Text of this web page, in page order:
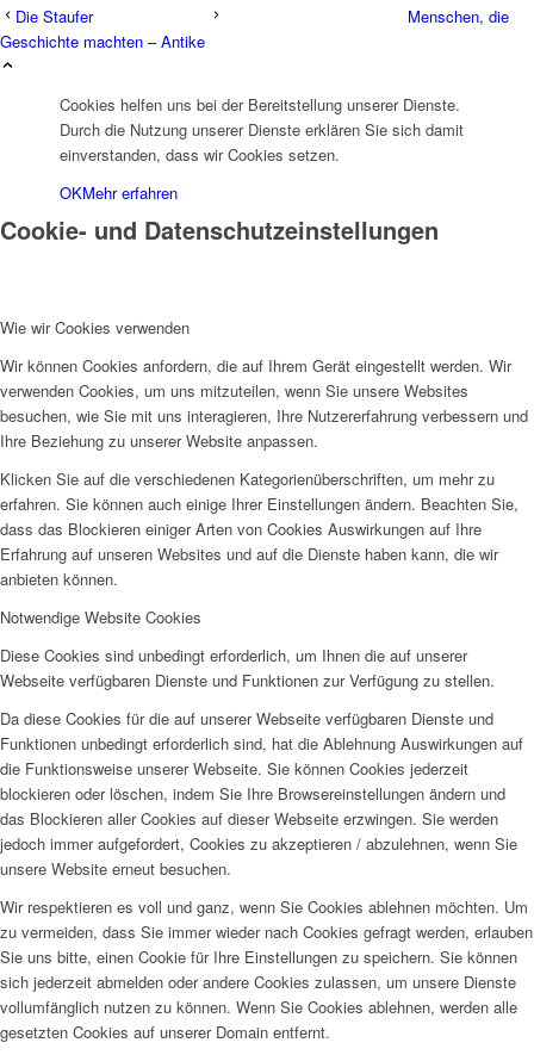
Die Staufer
Menschen, die
Geschichte machten – Antike
Cookies helfen uns bei der Bereitstellung unserer Dienste.
Durch die Nutzung unserer Dienste erklären Sie sich damit
einverstanden, dass wir Cookies setzen.
OKMehr erfahren
Cookie- und Datenschutzeinstellungen
Wie wir Cookies verwenden
Wir können Cookies anfordern, die auf Ihrem Gerät eingestellt werden. Wir
verwenden Cookies, um uns mitzuteilen, wenn Sie unsere Websites
besuchen, wie Sie mit uns interagieren, Ihre Nutzererfahrung verbessern und
Ihre Beziehung zu unserer Website anpassen.
Klicken Sie auf die verschiedenen Kategorienüberschriften, um mehr zu
erfahren. Sie können auch einige Ihrer Einstellungen ändern. Beachten Sie,
dass das Blockieren einiger Arten von Cookies Auswirkungen auf Ihre
Erfahrung auf unseren Websites und auf die Dienste haben kann, die wir
anbieten können.
Notwendige Website Cookies
Diese Cookies sind unbedingt erforderlich, um Ihnen die auf unserer
Webseite verfügbaren Dienste und Funktionen zur Verfügung zu stellen.
Da diese Cookies für die auf unserer Webseite verfügbaren Dienste und
Funktionen unbedingt erforderlich sind, hat die Ablehnung Auswirkungen auf
die Funktionsweise unserer Webseite. Sie können Cookies jederzeit
blockieren oder löschen, indem Sie Ihre Browsereinstellungen ändern und
das Blockieren aller Cookies auf dieser Webseite erzwingen. Sie werden
jedoch immer aufgefordert, Cookies zu akzeptieren / abzulehnen, wenn Sie
unsere Website erneut besuchen.
Wir respektieren es voll und ganz, wenn Sie Cookies ablehnen möchten. Um
zu vermeiden, dass Sie immer wieder nach Cookies gefragt werden, erlauben
Sie uns bitte, einen Cookie für Ihre Einstellungen zu speichern. Sie können
sich jederzeit abmelden oder andere Cookies zulassen, um unsere Dienste
vollumfänglich nutzen zu können. Wenn Sie Cookies ablehnen, werden alle
gesetzten Cookies auf unserer Domain entfernt.